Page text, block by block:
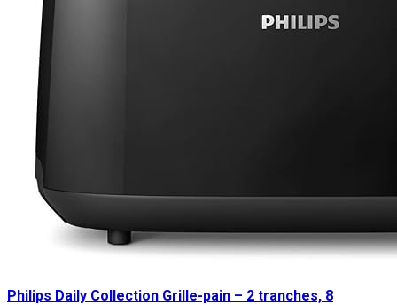
Philips Daily Collection Grille-pain – 2 tranches, 8